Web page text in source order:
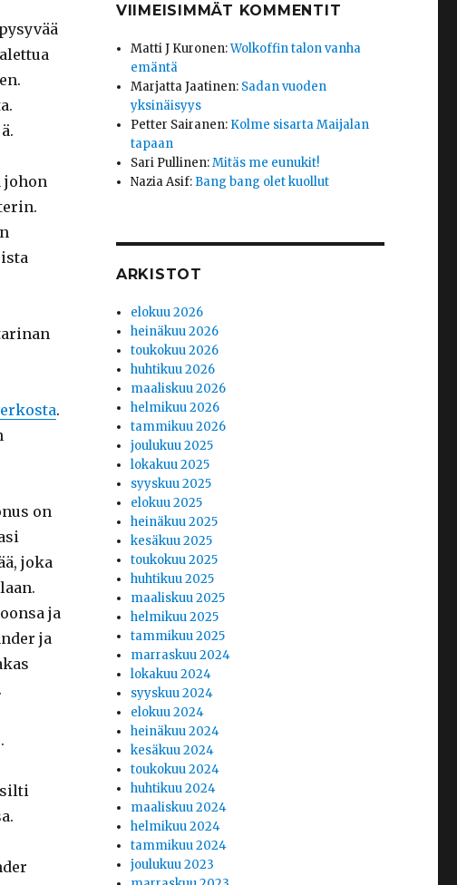
johon
.
on
joka
ja
ja
VIIMEISIMMÄT KOMMENTIT
Matti J Kuronen:Wolkoffin talon vanha
emäntä
Marjatta Jaatinen: Sadan vuoden
yksinäisyys
Petter Sairanen: Kolme sisarta Maijalan
tapaan
Sari Pullinen:Mitäs me eunukit!
Nazia Asif: Bang bang olet kuollut
ARKISTOT
elokuu 2026
heinäkuu 2026
toukokuu 2026
huhtikuu 2026
maaliskuu 2026
helmikuu 2026
tammikuu 2026
joulukuu 2025
lokakuu 2025
syyskuu 2025
elokuu 2025
heinäkuu 2025
kesäkuu 2025
toukokuu 2025
huhtikuu 2025
maaliskuu 2025
helmikuu 2025
tammikuu 2025
marraskuu 2024
lokakuu 2024
syyskuu 2024
elokuu 2024
heinäkuu 2024
kesäkuu 2024
toukokuu 2024
huhtikuu 2024
maaliskuu 2024
helmikuu 2024
tammikuu 2024
joulukuu 2023